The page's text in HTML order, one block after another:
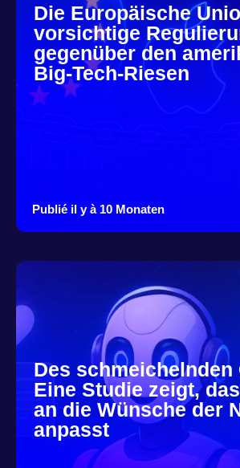
Die Europäische
vorsichtige
gegenüber den
Big-Tech-Riesen
Publié il y à 10 Monaten
Des schmeichelnden
Eine Studie zeigt,
an die Wünsche der
anpasst